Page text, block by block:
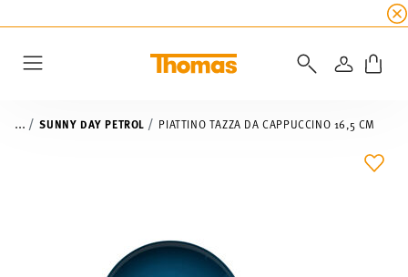
5% di sconto extra! Fino al
ACCEDI
... SUNNY DAY PETROL PIATTINO TAZZA DA CAPPUCCINO 16,5 CM